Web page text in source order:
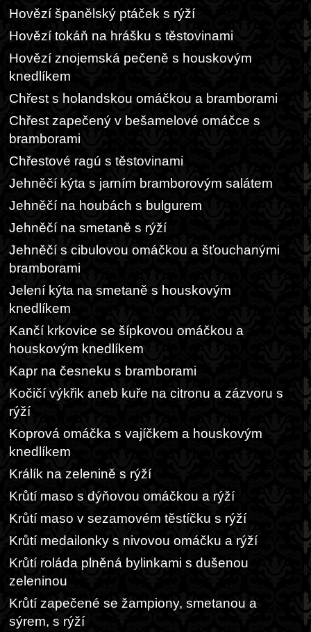
Hovězí španělský ptáček s rýží
Hovězí tokáň na hrášku s těstovinami
Hovězí znojemská pečeně s houskovým
knedlíkem
Chřest s holandskou omáčkou a bramborami
Chřest zapečený v bešamelové omáčce s
bramborami
Chřestové ragú s těstovinami
Jehněčí kýta s jarním bramborovým salátem
Jehněčí na houbách s bulgurem
Jehněčí na smetaně s rýží
Jehněčí s cibulovou omáčkou a šťouchanými
bramborami
Jelení kýta na smetaně s houskovým
knedlíkem
Kančí krkovice se šípkovou omáčkou a
houskovým knedlíkem
Kapr na česneku s bramborami
Kočičí výkřik aneb kuře na citronu a zázvoru s
rýží
Koprová omáčka s vajíčkem a houskovým
knedlíkem
Králík na zelenině s rýží
Krůtí maso s dýňovou omáčkou a rýží
Krůtí maso v sezamovém těstíčku s rýží
Krůtí medailonky s nivovou omáčku a rýží
Krůtí roláda plněná bylinkami s dušenou
zeleninou
Krůtí zapečené se žampiony, smetanou a
sýrem, s rýží